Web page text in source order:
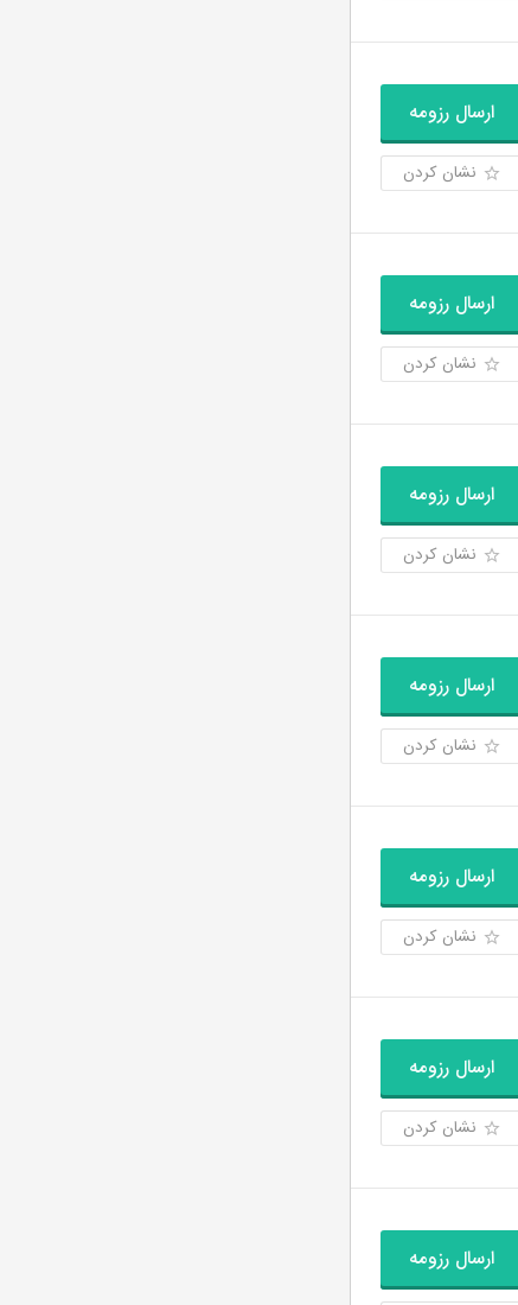
ارسال رزومه
نشان کردن
ارسال رزومه
نشان کردن
ارسال رزومه
نشان کردن
ارسال رزومه
نشان کردن
ارسال رزومه
نشان کردن
ارسال رزومه
نشان کردن
ارسال رزومه